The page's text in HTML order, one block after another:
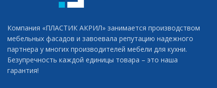
Компания «ПЛАСТИК АКРИЛ» занимается производством
мебельных фасадов и завоевала репутацию надежного
партнера у многих производителей мебели для кухни.
Безупречность каждой единицы товара – это наша
гарантия!